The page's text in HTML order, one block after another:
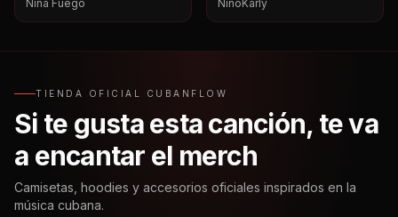
Nina Fuego NinoKarly
TIENDA OFICIAL CUBANFLOW
Si te gusta esta canción, te va
a encantar el merch
Camisetas, hoodies y accesorios oficiales inspirados en la
música cubana.